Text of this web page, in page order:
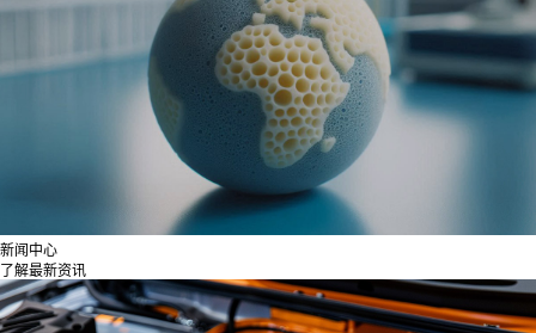
新闻中心
了解最新资讯